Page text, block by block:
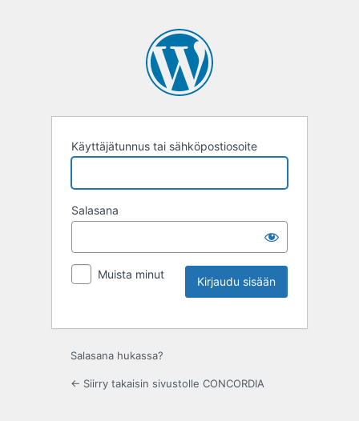
Käyttäjätunnus tai sähköpostiosoite
Salasana
Muista minut
Salasana hukassa?
← Siirry takaisin sivustolle CONCORDIA